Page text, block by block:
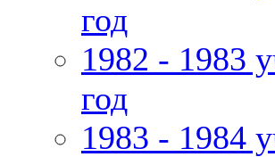
год
1982 - 1983
год
1983 - 1984